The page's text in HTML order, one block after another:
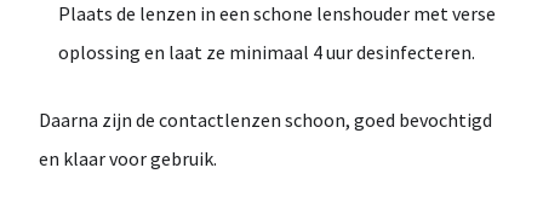
Plaats de lenzen in een schone lenshouder metverse
oplossing en laat ze minimaal 4 uurdesinfecteren.
Daarna zijn de contactlenzen schoon, goed bevochtigd
en klaar voor gebruik.